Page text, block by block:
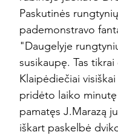
Paskutinės
pademonstravo
"Daugelyje
susikaupę. Tas
Klaipėdiečiai
pridėto laiko
pamatęs J.Marazą
iškart paskelbė